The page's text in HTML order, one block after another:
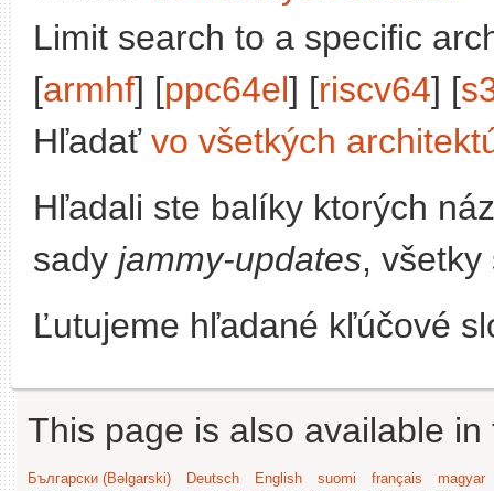
Limit search to a specific
[armhf] [ppc64el] [riscv64] [
Hľadať vo všetkých
Hľadali ste balíky ktorých
sady jammy-updates,
Ľutujeme hľadané kľúčové
This page is also available
Български (Bəlgarski) Deutsch English suomi français
magyar